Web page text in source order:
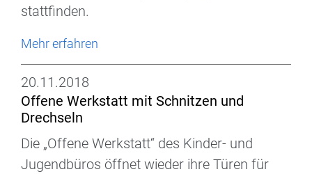
stattfinden.
Mehr erfahren
20.11.2018
Offene Werkstatt mit Schnitzen und
Drechseln
Die „Offene Werkstatt“ des Kinder- und
Jugendbüros öffnet wieder ihre Türen für